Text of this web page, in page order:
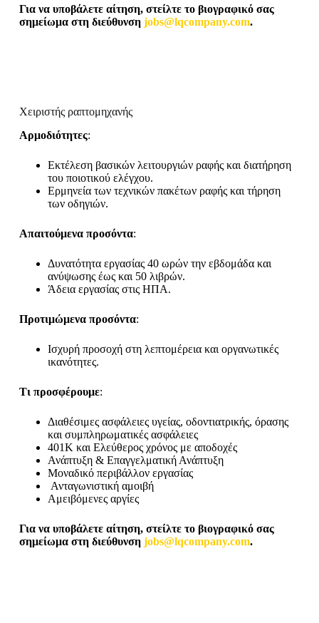
Για να υποβάλετε αίτηση, στείλτε το βιογραφικό σας
σημείωμα στη διεύθυνση jobs@lqcompany.com.
Χειριστής ραπτομηχανής
Αρμοδιότητες:
Εκτέλεση βασικών λειτουργιών ραφής και διατήρηση
του ποιοτικού ελέγχου.
Ερμηνεία των τεχνικών πακέτων ραφής και τήρηση
των οδηγιών.
Απαιτούμενα προσόντα:
Δυνατότητα εργασίας 40 ωρών την εβδομάδα και
ανύψωσης έως και 50 λιβρών.
Άδεια εργασίας στις ΗΠΑ.
Προτιμώμενα προσόντα:
Ισχυρή προσοχή στη λεπτομέρεια και οργανωτικές
ικανότητες.
Τι προσφέρουμε:
Διαθέσιμες ασφάλειες υγείας, οδοντιατρικής, όρασης
και συμπληρωματικές ασφάλειες
401K και Ελεύθερος χρόνος με αποδοχές
Ανάπτυξη & Επαγγελματική Ανάπτυξη
Μοναδικό περιβάλλον εργασίας
Ανταγωνιστική αμοιβή
Αμειβόμενες αργίες
Για να υποβάλετε αίτηση, στείλτε το βιογραφικό σας
σημείωμα στη διεύθυνση jobs@lqcompany.com.